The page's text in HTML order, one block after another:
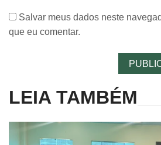
Salvar meus dados neste
que eu comentar.
LEIA TAMBÉM